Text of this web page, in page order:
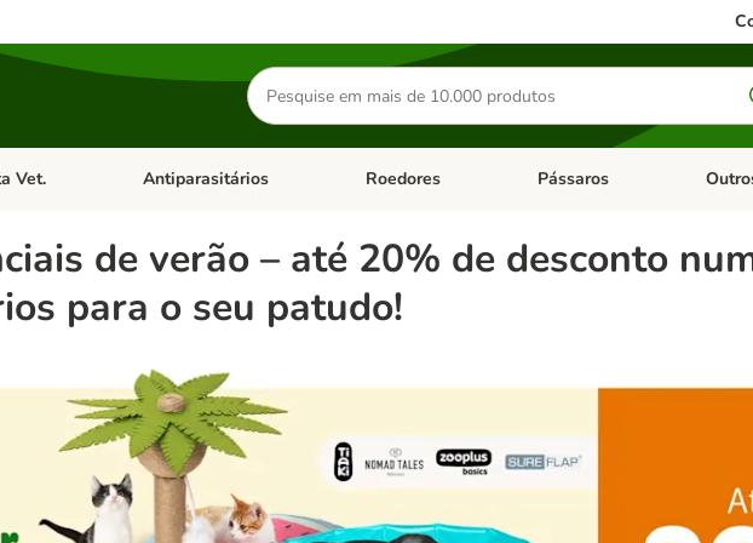
Pesquisar
produtos
de categoria: Gatos
Vet. Abrir menu de categoria: Dieta Vet.
Antiparasitários Abrir menu de categoria: Antiparasitários
Roedores Abrir menu de categoria:
Pássaros Abrir
de verão – até 20% de desconto
para o seu patudo!